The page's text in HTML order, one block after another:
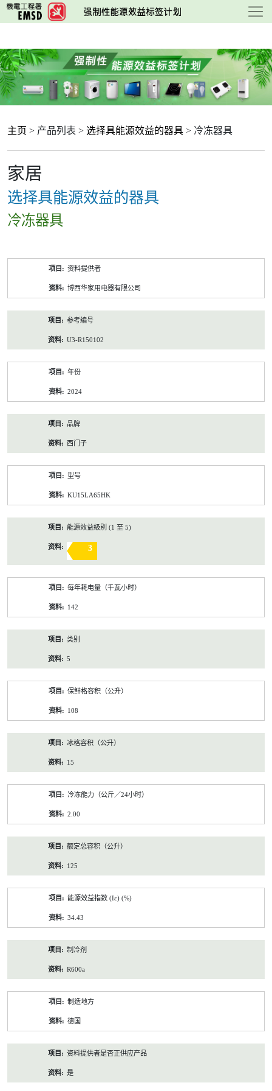
跳
至
要
内
容
主页 > 产品列表 > 选择具能源效益的器具 > 冷冻器具
家居
选择具能源效益的器具
冷冻器具
资料提供者
博西华家用电器有限公司
参考编号
U3-R150102
年份
2024
品牌
西门子
型号
KU15LA65HK
能源效益級別 (1 至 5)
3
每年耗电量（千瓦小时）
142
类别
5
保鲜格容积（公升）
108
冰格容积（公升）
15
冷冻能力（公斤／24小时）
2.00
额定总容积（公升）
125
能源效益指数 (Iε) (%)
34.43
制冷剂
R600a
制造地方
德国
资料提供者是否正供应产品
是